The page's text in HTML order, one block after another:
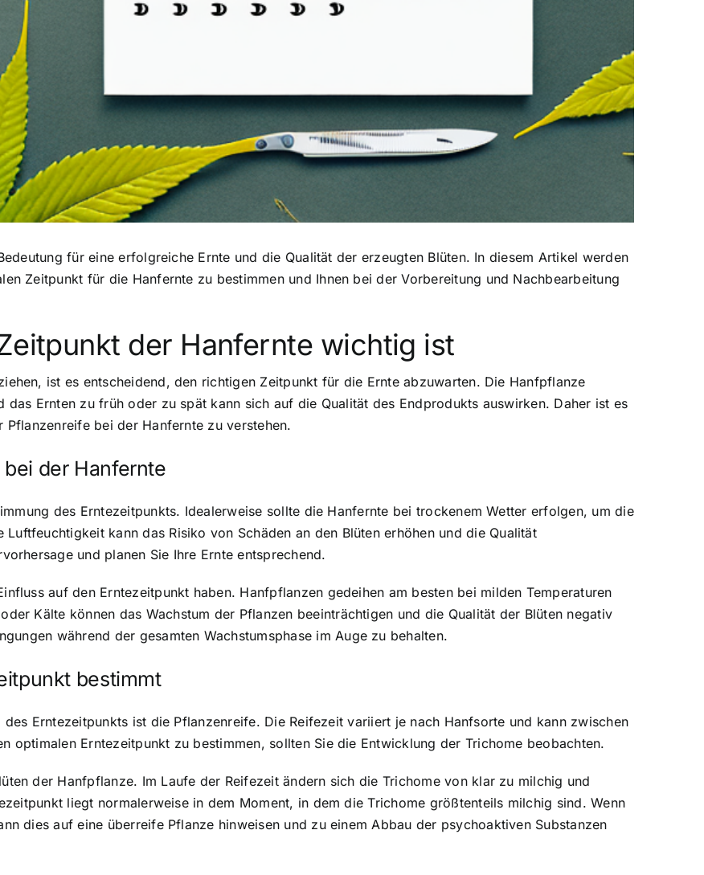
für eine erfolgreiche Ernte und die Qualität der erzeugten Blüten. In diesem Artikel werden
Zeitpunkt für die Hanfernte zu bestimmen und Ihnen bei der Vorbereitung und Nachbearbeitung
der Hanfernte wichtig ist
ist es entscheidend, den richtigen Zeitpunkt für die Ernte abzuwarten. Die Hanfpflanze
Ernten zu früh oder zu spät kann sich auf die Qualität des Endprodukts auswirken. Daher ist es
bei der Hanfernte zu verstehen.
der Hanfernte
des Erntezeitpunkts. Idealerweise sollte die Hanfernte bei trockenem Wetter erfolgen, um die
kann das Risiko von Schäden an den Blüten erhöhen und die Qualität
und planen Sie Ihre Ernte entsprechend.
auf den Erntezeitpunkt haben. Hanfpflanzen gedeihen am besten bei milden Temperaturen
Kälte können das Wachstum der Pflanzen beeinträchtigen und die Qualität der Blüten negativ
während der gesamten Wachstumsphase im Auge zu behalten.
bestimmt
Erntezeitpunkts ist die Pflanzenreife. Die Reifezeit variiert je nach Hanfsorte und kann zwischen
optimalen Erntezeitpunkt zu bestimmen, sollten Sie die Entwicklung der Trichome beobachten.
der Hanfpflanze. Im Laufe der Reifezeit ändern sich die Trichome von klar zu milchig und
liegt normalerweise in dem Moment, in dem die Trichome größtenteils milchig sind. Wenn
dies auf eine überreife Pflanze hinweisen und zu einem Abbau der psychoaktiven Substanzen